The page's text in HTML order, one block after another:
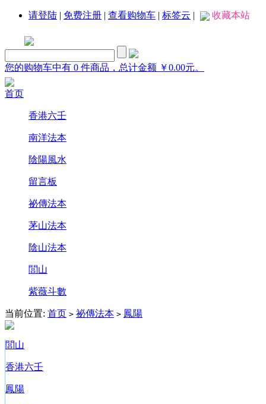
请登陆 | 免费注册 | 查看购物车 | 标签云 | 收藏本站
您的购物车中有 0 件商品，总计金额 ￥0.00元。
首页
香港六壬
南洋法本
陰陽風水
留言板
祕傳法本
茅山法本
陰山法本
閭山
紫薇斗數
当前位置: 首页 > 祕傳法本 > 鳳陽
閭山
香港六壬
鳳陽